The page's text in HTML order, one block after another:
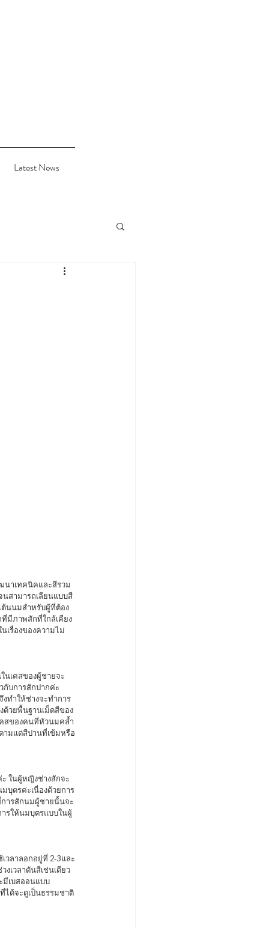
Latest News
สามารถเลียนแบบสี
นนมสำหรับผู้ที่ต้อง
มีภาพสักที่ใกล้เคียง
เรื่องของความไม่
กับการสักปากค่ะ
ทำให้ช่างจะทำการ
ด้วยพื้นฐานเม็ดสีของ
คสของคนที่หัวนมคล้ำ
ามแต่สีปานที่เข้มหรือ
บุตรค่ะเนื่องด้วยการ
ารสักนมผู้ชายนั้นจะ
ารให้นมบุตรแบบในผู้
เวลาดันสีเช่นเดียว
มีเบสออนแบบ
ได้จะดูเป็นธรรมชาติ